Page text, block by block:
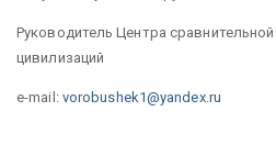
Руководитель Центра
цивилизаций
e-mail: vorobushek1@yandex.ru